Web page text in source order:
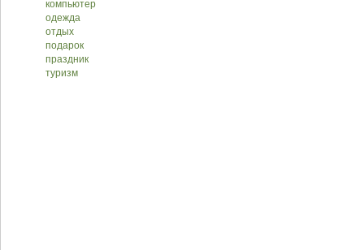
компьютер
одежда
отдых
подарок
праздник
туризм